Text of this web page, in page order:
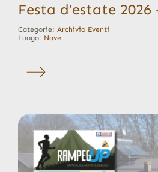
Festa d’estate 2026
Categorie: Archivio Eventi
Luogo: Nave